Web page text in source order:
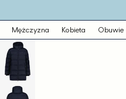
Mężczyzna Kobieta Obuwie